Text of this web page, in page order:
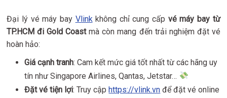
Đại lý vé máy bay Vlink không chỉ cung cấp vé máy bay từ
TP.HCM đi Gold Coastmà còn mang đến trải nghiệm đặt vé
hoàn hảo:
Giá cạnh tranh: Cam kết mức giá tốt nhất từ các hãng uy
tín như Singapore Airlines, Qantas, Jetstar…
Đặt vé tiện lợi: Truy cậphttps://vlink.vn để đặt vé online